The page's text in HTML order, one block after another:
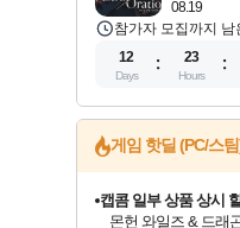
08.19
참가자 모집까지 남
12
Days
23
Hours
게임 핫딜 (PC/스
캡콤 일부 상품 상시
몬헌 와일즈 & 드래